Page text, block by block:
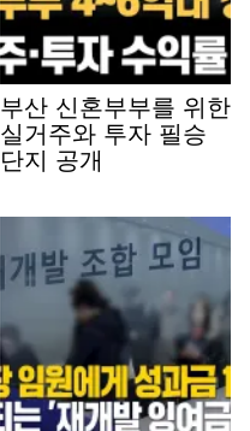
부산 신혼부부를 위한
실거주와 투자 필승
단지 공개